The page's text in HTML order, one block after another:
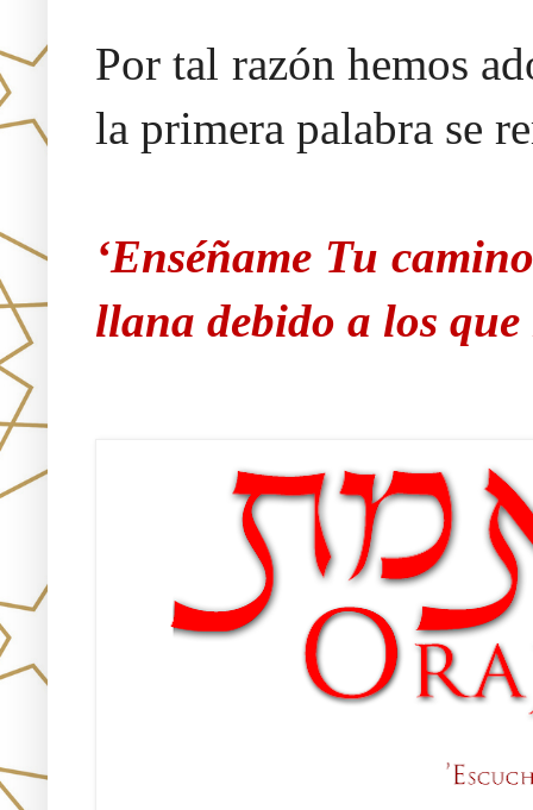
Por tal razón hemos
la primera palabra se
‘Enséñame Tu
llana debido a los que